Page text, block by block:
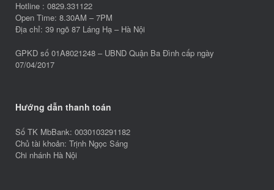
Hotline : 0829.331122
Open Time: 8.30AM – 7PM
Địa chỉ: 39 ngõ 87 Láng Hạ – Hà Nội
GPKD số 01A8021248 – UBND Quận Ba Đình cấp ngày
07/04/2017
Hướng dẫn thanh toán
Số TK MbBank: 0030103291182
Chủ tài khoản: Trịnh Ngọc Sáng
Chi nhánh Hà Nội